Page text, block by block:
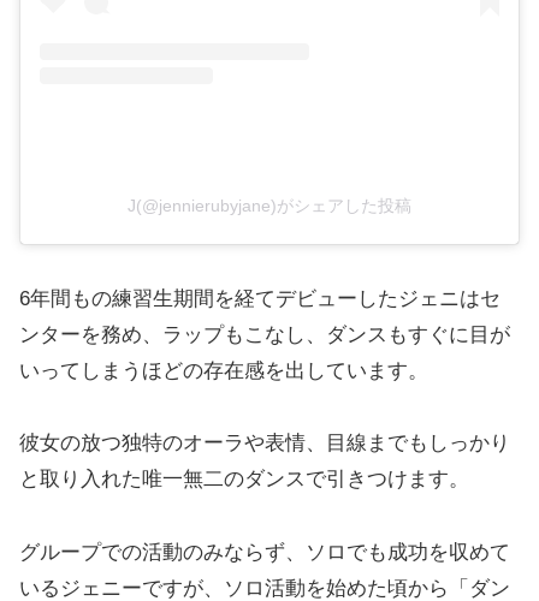
J(@jennierubyjane)がシェアした投稿
6年間もの練習生期間を経てデビューしたジェニはセ
ンターを務め、ラップもこなし、ダンスもすぐに目が
いってしまうほどの存在感を出しています。
彼女の放つ独特のオーラや表情、目線までもしっかり
と取り入れた唯一無二のダンスで引きつけます。
グループでの活動のみならず、ソロでも成功を収めて
いるジェニーですが、ソロ活動を始めた頃から「ダン